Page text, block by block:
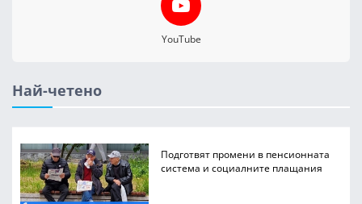
YouTube
Най-четено
Подготвят промени в пенсионната
система и социалните плащания